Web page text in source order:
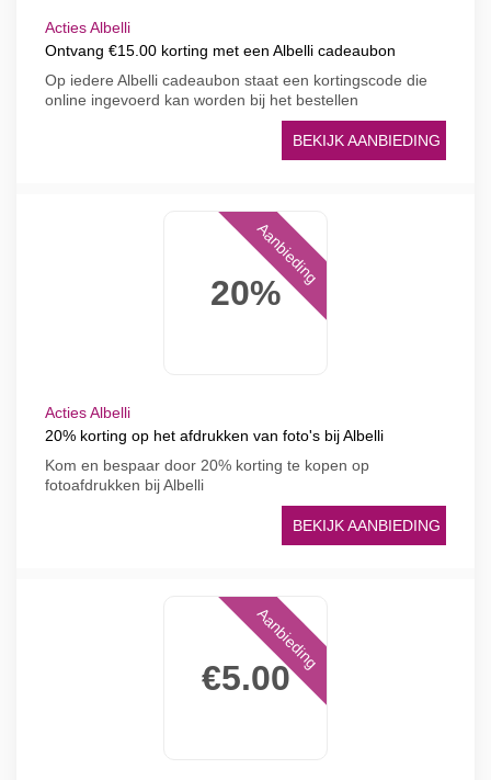
Acties Albelli
Ontvang €15.00 korting met een Albelli cadeaubon
Op iedere Albelli cadeaubon staat een kortingscode die
online ingevoerd kan worden bij het bestellen
BEKIJK AANBIEDING
20%
Aanbieding
Acties Albelli
20% korting op het afdrukken van foto's bij Albelli
Kom en bespaar door 20% korting te kopen op
fotoafdrukken bij Albelli
BEKIJK AANBIEDING
€5.00
Aanbieding